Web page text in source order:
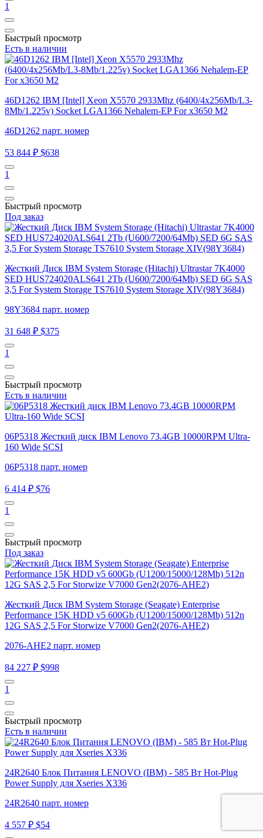
1
Быстрый просмотр
Есть в наличии
46D1262 IBM [Intel] Xeon X5570 2933Mhz (6400/4x256Mb/L3-
8Mb/1.225v) Socket LGA1366 Nehalem-EP For x3650 M2
46D1262 парт. номер
53 844 ₽ $638
1
Быстрый просмотр
Под заказ
Жесткий Диск IBM System Storage (Hitachi) Ultrastar 7K4000
SED HUS724020ALS641 2Tb (U600/7200/64Mb) SED 6G SAS
3,5 For System Storage TS7610 System Storage XIV(98Y3684)
98Y3684 парт. номер
31 648 ₽ $375
1
Быстрый просмотр
Есть в наличии
06P5318 Жесткий диск IBM Lenovo 73.4GB 10000RPM Ultra-
160 Wide SCSI
06P5318 парт. номер
6 414 ₽ $76
1
Быстрый просмотр
Под заказ
Жесткий Диск IBM System Storage (Seagate) Enterprise
Performance 15K HDD v5 600Gb (U1200/15000/128Mb) 512n
12G SAS 2,5 For Storwize V7000 Gen2(2076-AHE2)
2076-AHE2 парт. номер
84 227 ₽ $998
1
Быстрый просмотр
Есть в наличии
24R2640 Блок Питания LENOVO (IBM) - 585 Вт Hot-Plug
Power Supply для Xseries X336
24R2640 парт. номер
4 557 ₽ $54